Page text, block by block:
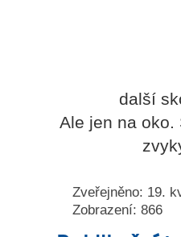
další
Ale jen na oko.
Zveřejněno: 19.
Zobrazení: 866